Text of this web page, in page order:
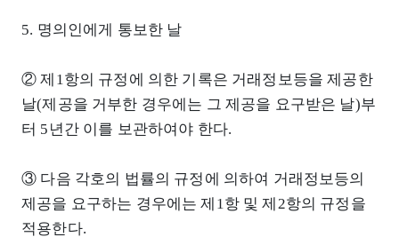
5. 명의인에게 통보한 날
② 제1항의 규정에 의한 기록은 거래정보등을 제공한
날(제공을 거부한 경우에는 그 제공을 요구받은 날)부
터 5년간 이를 보관하여야 한다.
③ 다음 각호의 법률의 규정에 의하여 거래정보등의
제공을 요구하는 경우에는 제1항 및 제2항의 규정을
적용한다.